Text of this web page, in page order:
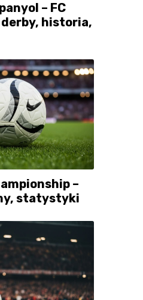
– FC
derby, historia,
–
statystyki